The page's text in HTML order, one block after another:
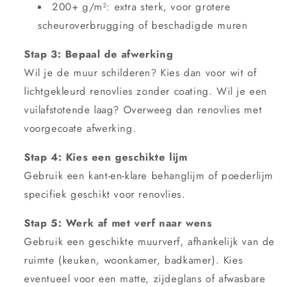
200+ g/m²: extra sterk, voor grotere
scheuroverbrugging of beschadigde muren
Stap 3: Bepaal de afwerking
Wil je de muur schilderen? Kies dan voor wit of
lichtgekleurd renovlies zonder coating. Wil je een
vuilafstotende laag? Overweeg dan renovlies met
voorgecoate afwerking.
Stap 4: Kies een geschikte lijm
Gebruik een kant-en-klare behanglijm of poederlijm
specifiek geschikt voor renovlies.
Stap 5: Werk af met verf naar wens
Gebruik een geschikte muurverf, afhankelijk van de
ruimte (keuken, woonkamer, badkamer). Kies
eventueel voor een matte, zijdeglans of afwasbare